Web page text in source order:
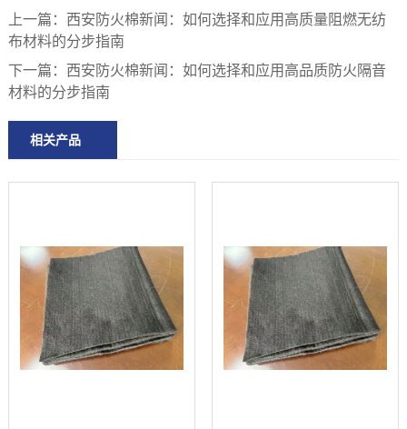
上一篇： 西安防火棉新闻：如何选择和应用高质量阻燃无纺
布材料的分步指南
下一篇： 西安防火棉新闻：如何选择和应用高品质防火隔音
材料的分步指南
相关产品